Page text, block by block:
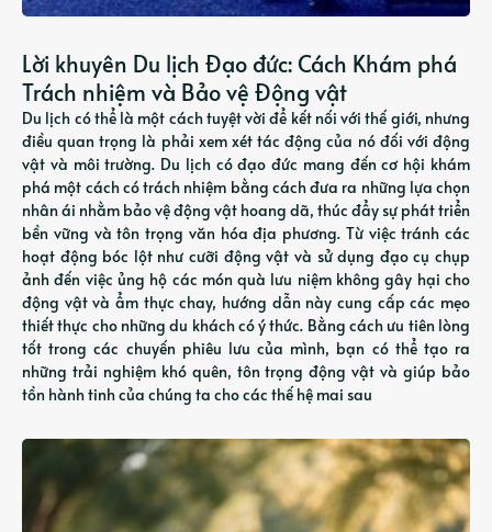
Lời khuyên Du lịch Đạo đức: Cách Khám phá
Trách nhiệm và Bảo vệ Động vật
Du lịch có thể là một cách tuyệt vời để kết nối với thế giới, nhưng
điều quan trọng là phải xem xét tác động của nó đối với động
vật và môi trường. Du lịch có đạo đức mang đến cơ hội khám
phá một cách có trách nhiệm bằng cách đưa ra những lựa chọn
nhân ái nhằm bảo vệ động vật hoang dã, thúc đẩy sự phát triển
bền vững và tôn trọng văn hóa địa phương. Từ việc tránh các
hoạt động bóc lột như cưỡi động vật và sử dụng đạo cụ chụp
ảnh đến việc ủng hộ các món quà lưu niệm không gây hại cho
động vật và ẩm thực chay, hướng dẫn này cung cấp các mẹo
thiết thực cho những du khách có ý thức. Bằng cách ưu tiên lòng
tốt trong các chuyến phiêu lưu của mình, bạn có thể tạo ra
những trải nghiệm khó quên, tôn trọng động vật và giúp bảo
tồn hành tinh của chúng ta cho các thế hệ mai sau